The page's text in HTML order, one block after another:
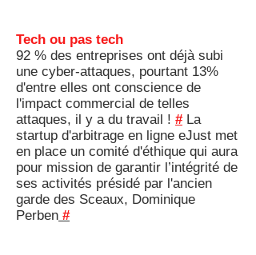
Tech ou pas tech
92 % des entreprises ont déjà subi
une cyber-attaques, pourtant 13%
d'entre elles ont conscience de
l'impact commercial de telles
attaques, il y a du travail ! #La
startup d'arbitrage en ligne eJust met
en place un comité d'éthique qui aura
pour mission de garantir l’intégrité de
ses activités présidé par l'ancien
garde des Sceaux, Dominique
Perben #